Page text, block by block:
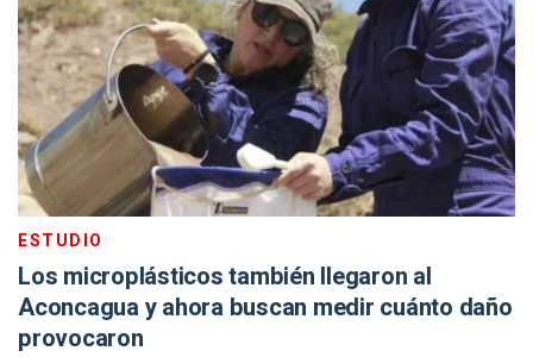
ESTUDIO
Los microplásticos también llegaron al
Aconcagua y ahora buscan medir cuánto daño
provocaron